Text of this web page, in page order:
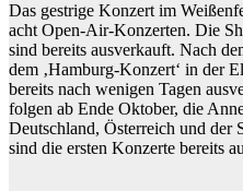
Das gestrige Konzert im
acht Open-Air-Konzerten. Die
sind bereits ausverkauft. Nach
dem ‚Hamburg-Konzert‘ in der
bereits nach wenigen Tagen
folgen ab Ende Oktober, die
Deutschland, Österreich und
sind die ersten Konzerte bereits